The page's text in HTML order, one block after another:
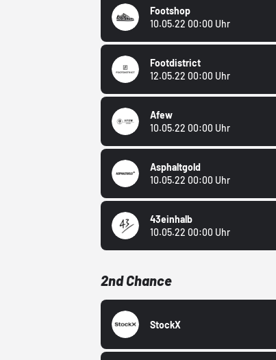
Footshop
10.05.22 00:00 Uhr
Footdistrict
12.05.22 00:00 Uhr
Afew
10.05.22 00:00 Uhr
Asphaltgold
10.05.22 00:00 Uhr
43einhalb
10.05.22 00:00 Uhr
2nd Chance
StockX